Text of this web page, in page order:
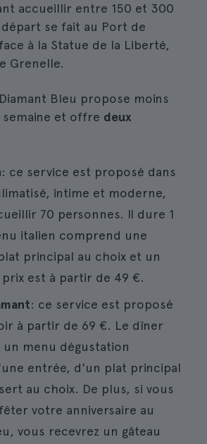
accueillir entre 150 et 300
se fait au Port de
à la Statue de la Liberté,
Grenelle.
Bleu propose moins
et offre deux
: ce service est proposé dans
intime et moderne,
70 personnes. Il dure 1
italien comprend une
principal au choix et un
est à partir de 49 €.
: ce service est proposé
à partir de 69 €. Le dîner
menu dégustation
entrée, d'un plat principal
au choix. De plus, si vous
votre anniversaire au
vous recevrez un gâteau